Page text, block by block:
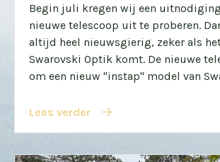
Begin juli kregen wij een
nieuwe telescoop uit te proberen.
altijd heel nieuwsgierig, zeker als
Swarovski Optik komt. De nieuwe
om een nieuw "instap" model van
Lees verder